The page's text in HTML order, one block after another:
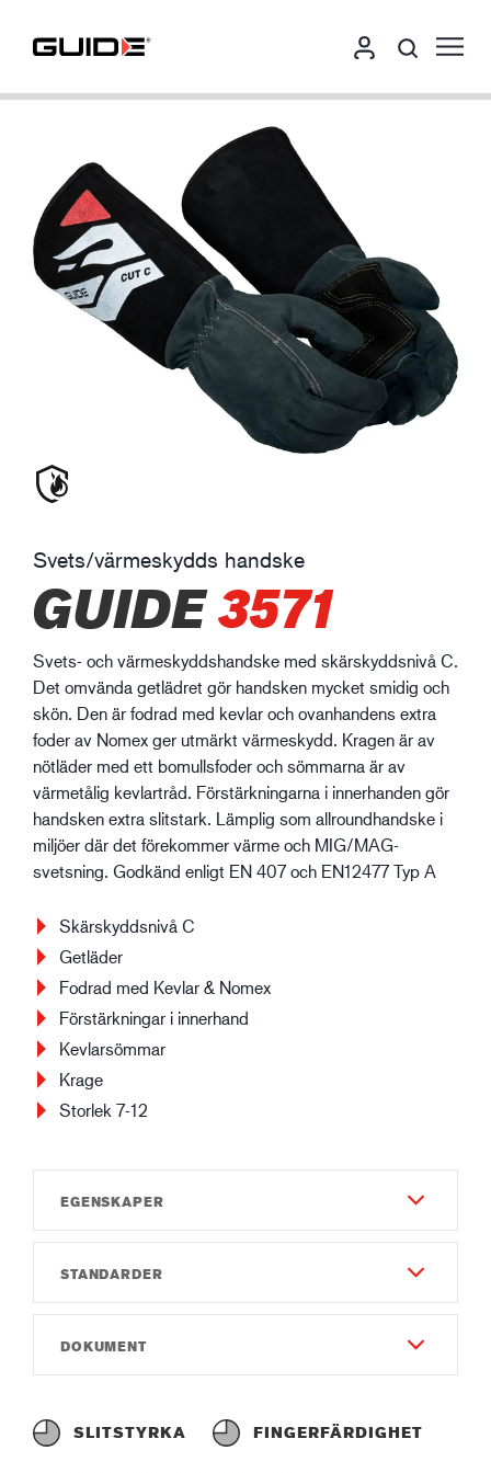
Svets/värmeskydds handske
GUIDE3571
Svets- och värmeskyddshandske med skärskyddsnivå C.
Det omvända getlädret gör handsken mycket smidig och
skön. Den är fodrad med kevlar och ovanhandens extra
foder av Nomex ger utmärkt värmeskydd. Kragen är av
nötläder med ett bomullsfoder och sömmarna är av
värmetålig kevlartråd. Förstärkningarna i innerhanden gör
handsken extra slitstark. Lämplig som allroundhandske i
miljöer där det förekommer värme och MIG/MAG-
svetsning. Godkänd enligt EN 407 och EN12477 Typ A
Skärskyddsnivå C
Getläder
Fodrad med Kevlar & Nomex
Förstärkningar i innerhand
Kevlarsömmar
Krage
Storlek 7-12
EGENSKAPER
Slitstyrka
6
Fingerfärdighet
6
Total längd (cm)
35-40
STANDARDER
3X32C
TYPE A
DOKUMENT
Instruction of use GUIDE 3571.pdf
SLITSTYRKA FINGERFÄRDIGHET